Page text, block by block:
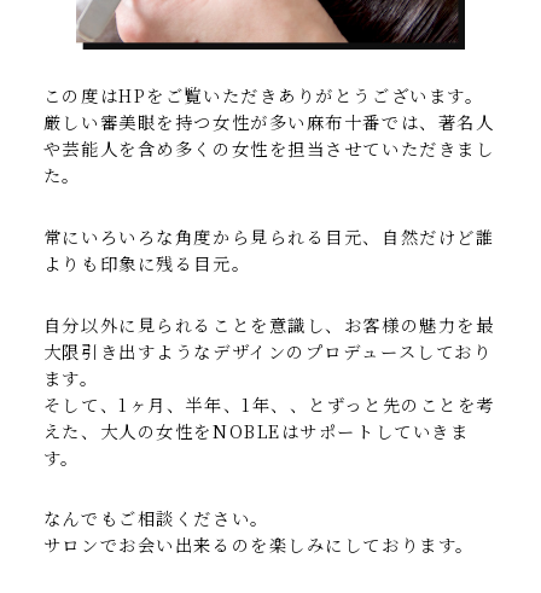
新スタッフについて
2023.02.16
サロン移転のお知らせ
2022.12.12
2021.09.28
2021.06.04
STORY 7月号に掲載されました！
2021.06.02
2021.04.26
この度はHPをご覧いただきありがとうございます。
厳しい審美眼を持つ女性が多い麻布十番では、著名人
や芸能人 を含め多くの女性を担当させていただきまし
た。
常にいろいろな角度から見られる目元、 自然だけど誰
よりも印象に残る目元。
自分以外に見られることを意識し、お客様の魅力を最
大限 引き出すようなデザインのプロデュースしており
ます。
そして、1ヶ月、半年、1年、、とずっと先のことを考
えた、 大人の女性をNOBLEはサポートしていきま
す。
なんでもご相談ください。
サロンでお会い出来るのを楽しみにしております。